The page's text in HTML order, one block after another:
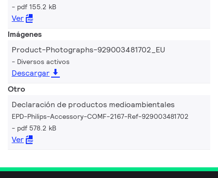
pdf 155.2 kB
Ver
Imágenes
Product-Photographs-929003481702_EU
Diversos activos
Descargar
Otro
Declaración de productos medioambientales
EPD-Philips-Accessory-COMF-2167-Ref-929003481702
pdf 578.2 kB
Ver